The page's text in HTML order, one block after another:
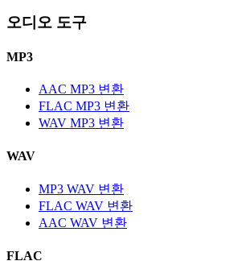
오디오 도구
MP3
AAC MP3 변환
FLAC MP3 변환
WAV MP3 변환
WAV
MP3 WAV 변환
FLAC WAV 변환
AAC WAV 변환
FLAC